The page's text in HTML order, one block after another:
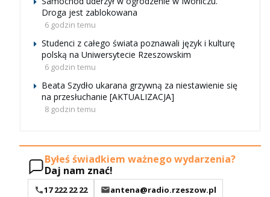
Droga jest zablokowana
6 godzin temu
Studenci z całego świata poznawali język i kulturę
polską na Uniwersytecie Rzeszowskim
6 godzin temu
Beata Szydło ukarana grzywną za niestawienie się
na przesłuchanie [AKTUALIZACJA]
8 godzin temu
Byłeś świadkiem ważnego wydarzenia?
Daj nam znać!
17 222 22 22
antena@radio.rzeszow.pl